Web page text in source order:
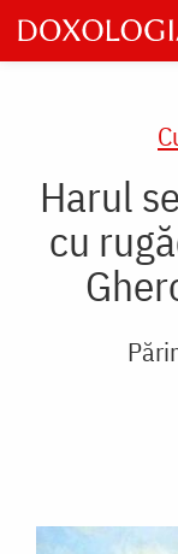
Skip
to
main
Harul
cu